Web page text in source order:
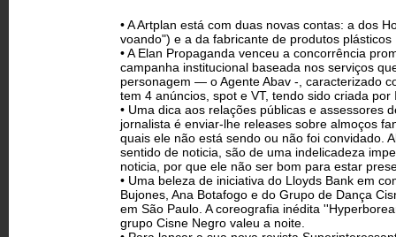
• A Artplan está com duas novas contas: a dos
voando") e a da fabricante de produtos plásticos
• A Elan Propaganda venceu a concorrência
campanha institucional baseada nos serviços
personagem — o Agente Abav -, caracterizado
tem 4 anúncios, spot e VT, tendo sido criada
• Uma dica aos relações públicas e assessores
jornalista é enviar-lhe releases sobre almoços
quais ele não está sendo ou não foi convidado.
sentido de noticia, são de uma indelicadeza
noticia, por que ele não ser bom para estar
• Uma beleza de iniciativa do Lloyds Bank em
Bujones, Ana Botafogo e do Grupo de Dança
em São Paulo. A coreografia inédita
grupo Cisne Negro valeu a noite.